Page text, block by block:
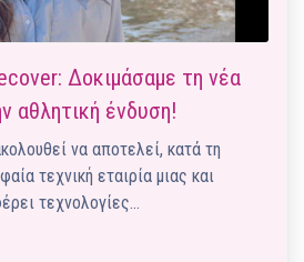
Δοκιμάσαμε τη νέα
αθλητική ένδυση!
να αποτελεί, κατά τη
τεχνική εταιρία μιας και
τεχνολογίες…